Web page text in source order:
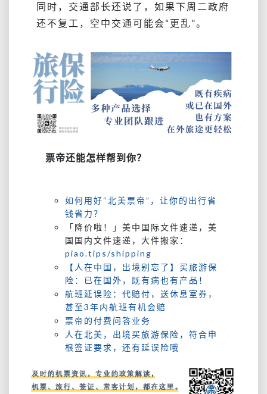
同时，交通部长还说了，如果下周二政府
还不复工，空中交通可能会“更乱”。
票帝还能怎样帮到你？
如何用好“北美票帝”，让你的出行省
钱省力？
「降价啦！」美中国际文件速递，美
国国内文件速递，大件搬家：
piao.tips/shipping
【人在中国，出境别忘了】买旅游保
险：已在国外，既有病也有产品！
航班延误险：代赔付，送休息室券，
甚至3年内航班有机会赔
票帝的付费问答业务
人在北美，出境买旅游保险，符合申
根签证要求，还有延误险哦